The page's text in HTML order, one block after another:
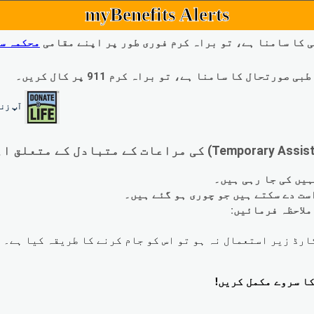
myBenefits Alerts
کا سامنا ہے، تو براہ کرم فوری طور پر اپنے مقامی محکمہ
کا سامنا ہے، تو براہ کرم 911 پر کال کریں۔
آپ
ملاحظہ فرمائیں: